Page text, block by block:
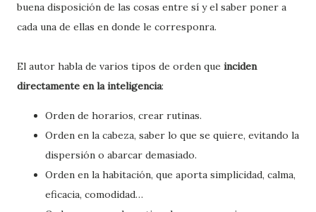
buena disposición de las cosas entre sí y el saber poner a
cada una de ellas en donde le corresponra.
El autor habla de varios tipos de orden que inciden
directamente en la inteligencia:
Orden de horarios, crear rutinas.
Orden en la cabeza, saber lo que se quiere, evitando la
dispersión o abarcar demasiado.
Orden en la habitación, que aporta simplicidad, calma,
eficacia, comodidad…